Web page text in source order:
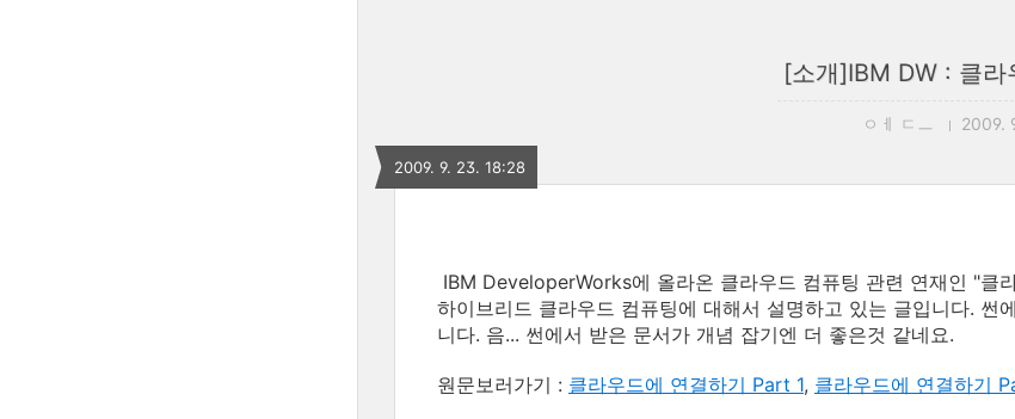
[소개]IBM DW : 클라
ㅇㅔ ㄷㅡ 2009.
2009. 9. 23. 18:28
IBM DeveloperWorks에 올라온 클라우드 컴퓨팅 관련 연재인 "클
하이브리드 클라우드 컴퓨팅에 대해서 설명하고 있는 글입니다.
니다. 음... 썬에서 받은 문서가 개념 잡기엔 더 좋은것 같네요.
원문보러가기 : 클라우드에 연결하기 Part 1, 클라우드에 연결하기